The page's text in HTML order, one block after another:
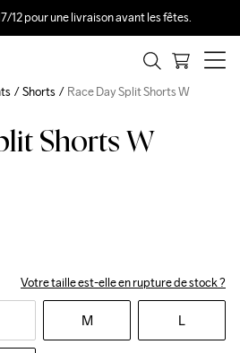
12 pour une livraison avant les fêtes.
Shorts W
Votre taille est-elle en rupture de stock ?
M L
Shorts Race Day Split Shorts W